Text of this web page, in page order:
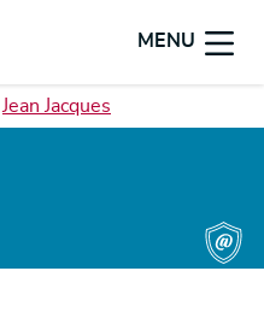
MENU
Jean Jacques